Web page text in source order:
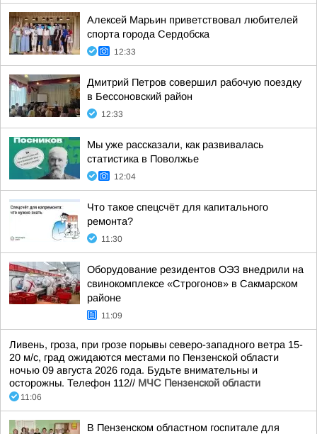
Алексей Марьин приветствовал любителей
спорта города Сердобска
12:33
Дмитрий Петров совершил рабочую поездку
в Бессоновский район
12:33
Мы уже рассказали, как развивалась
статистика в Поволжье
12:04
Что такое спецсчёт для капитального
ремонта?
11:30
Оборудование резидентов ОЭЗ внедрили на
свинокомплексе «Строгонов» в Сакмарском
районе
11:09
Ливень, гроза, при грозе порывы северо-западного ветра 15-
20 м/с, град ожидаются местами по Пензенской области
ночью 09 августа 2026 года. Будьте внимательны и
осторожны. Телефон 112// МЧС Пензенской области
11:06
В Пензенском областном госпитале для